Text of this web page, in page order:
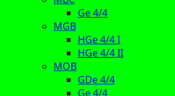
Ge 4/4
MGB
HGe 4/4 I
HGe 4/4 II
MOB
GDe 4/4
Ge 4/4